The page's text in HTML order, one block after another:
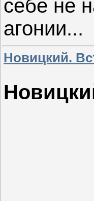
себе не
агонии...
Новицкий.